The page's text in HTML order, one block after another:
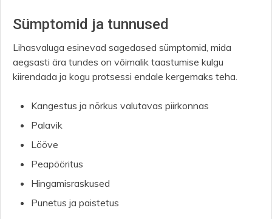
Sümptomid ja tunnused
Lihasvaluga esinevad sagedased sümptomid, mida
aegsasti ära tundes on võimalik taastumise kulgu
kiirendada ja kogu protsessi endale kergemaks teha.
Kangestus ja nõrkus valutavas piirkonnas
Palavik
Lööve
Peapööritus
Hingamisraskused
Punetus ja paistetus